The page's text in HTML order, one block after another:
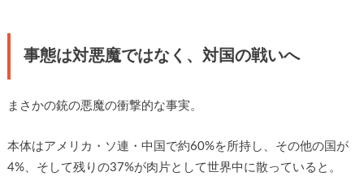
事態は対悪魔ではなく、対国の戦いへ
まさかの銃の悪魔の衝撃的な事実。
本体はアメリカ・ソ連・中国で約60%を所持し、その他の国が
4%、そして残りの37%が肉片として世界中に散っていると。